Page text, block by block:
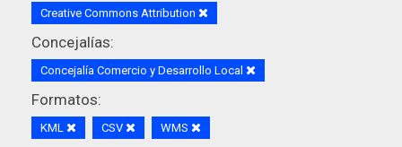
Creative Commons Attribution
Concejalías:
Concejalía Comercio y Desarrollo Local
Formatos:
KML CSV WMS